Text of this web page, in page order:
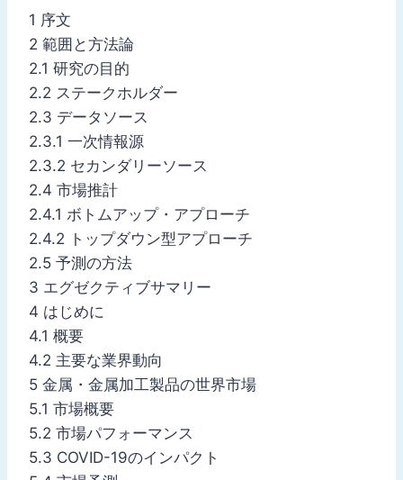
1 序文
2 範囲と方法論
2.1 研究の目的
2.2 ステークホルダー
2.3 データソース
2.3.1 一次情報源
2.3.2 セカンダリーソース
2.4 市場推計
2.4.1 ボトムアップ・アプローチ
2.4.2 トップダウン型アプローチ
2.5 予測の方法
3 エグゼクティブサマリー
4 はじめに
4.1 概要
4.2 主要な業界動向
5 金属・金属加工製品の世界市場
5.1 市場概要
5.2 市場パフォーマンス
5.3 COVID-19のインパクト